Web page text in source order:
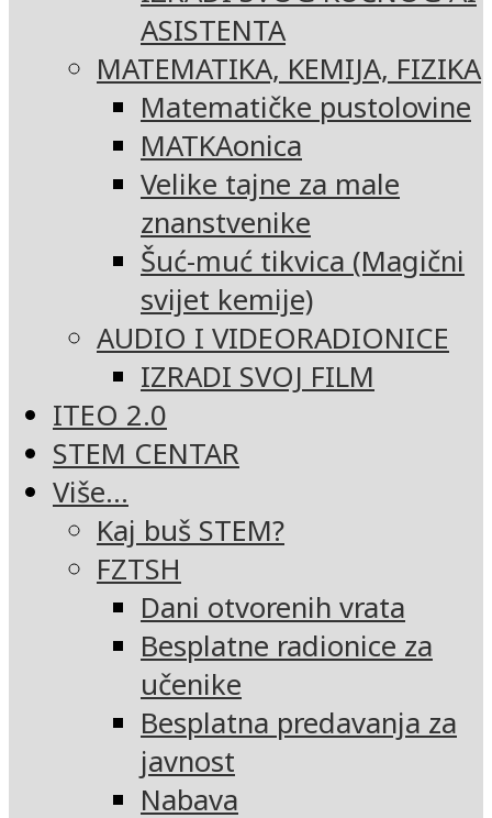
ASISTENTA
MATEMATIKA, KEMIJA, FIZIKA
Matematičke pustolovine
MATKAonica
Velike tajne za male
znanstvenike
Šuć-muć tikvica (Magični
svijet kemije)
AUDIO I VIDEORADIONICE
IZRADI SVOJ FILM
ITEO 2.0
STEM CENTAR
Više…
Kaj buš STEM?
FZTSH
Dani otvorenih vrata
Besplatne radionice za
učenike
Besplatna predavanja za
javnost
Nabava